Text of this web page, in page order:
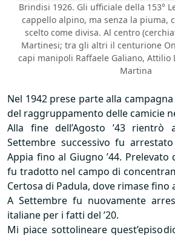
Brindisi 1926. Gli ufficiale della 153°
cappello alpino, ma senza la piuma,
scelto come divisa. Al centro
Martinesi; tra gli altri il centurione
capi manipoli Raffaele Galiano, Attilio
Martina
Nel 1942 prese parte alla
del raggruppamento delle camicie
Alla fine dell’Agosto ’43 rientrò
Settembre successivo fu
Appia fino al Giugno ’44.
fu tradotto nel campo di
Certosa di Padula, dove rimase fino
A Settembre fu nuovamente
italiane per i fatti del ’20.
Mi piace sottolineare